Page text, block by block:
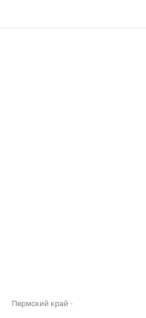
Пермский край